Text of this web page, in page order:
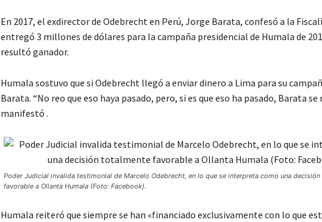
En 2017, el exdirector de Odebrecht en Perú, Jorge Barata, confesó a la
entregó 3 millones de dólares para la campaña presidencial de Humala de
resultó ganador.
Humala sostuvo que si Odebrecht llegó a enviar dinero a Lima para su
Barata. “No reo que eso haya pasado, pero, si es que eso ha pasado, Barata
manifestó .
Poder Judicial invalida testimonial de Marcelo Odebrecht, en lo que se interpreta como una
favorable a Ollanta Humala (Foto: Facebook).
Humala reiteró que siempre se han «financiado exclusivamente con lo que